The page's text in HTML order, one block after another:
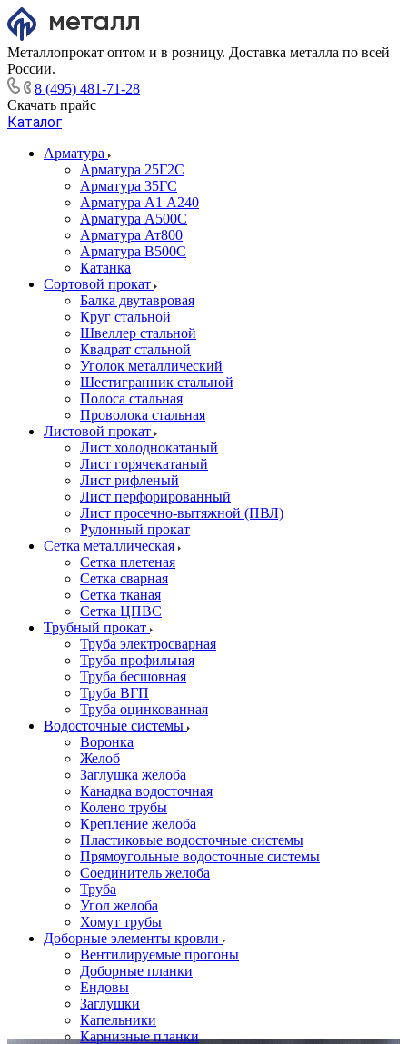
Металлопрокат оптом и в розницу. Доставка металла по всей
России.
8 (495) 481-71-28
Скачать прайс
Каталог
Арматура
Арматура 25Г2С
Арматура 35ГС
Арматура А1 А240
Арматура А500С
Арматура Ат800
Арматура В500С
Катанка
Сортовой прокат
Балка двутавровая
Круг стальной
Швеллер стальной
Квадрат стальной
Уголок металлический
Шестигранник стальной
Полоса стальная
Проволока стальная
Листовой прокат
Лист холоднокатаный
Лист горячекатаный
Лист рифленый
Лист перфорированный
Лист просечно-вытяжной (ПВЛ)
Рулонный прокат
Сетка металлическая
Сетка плетеная
Сетка сварная
Сетка тканая
Сетка ЦПВС
Трубный прокат
Труба электросварная
Труба профильная
Труба бесшовная
Труба ВГП
Труба оцинкованная
Водосточные системы
Воронка
Желоб
Заглушка желоба
Канадка водосточная
Колено трубы
Крепление желоба
Пластиковые водосточные системы
Прямоугольные водосточные системы
Соединитель желоба
Труба
Угол желоба
Хомут трубы
Доборные элементы кровли
Вентилируемые прогоны
Доборные планки
Ендовы
Заглушки
Капельники
Карнизные планки